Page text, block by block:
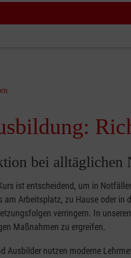
bei alltäglichen
ist entscheidend, um in
Arbeitsplatz, zu Hause oder in
verringern. In
Maßnahmen zu ergreifen.
Ausbilder nutzen moderne